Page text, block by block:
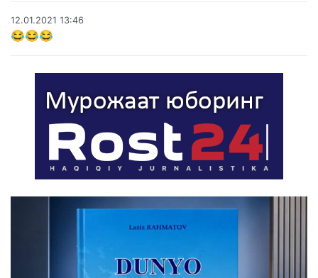
12.01.2021 13:46
😂😂😂